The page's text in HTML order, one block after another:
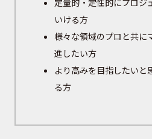
いける方
様々な領域のプロと共に
進したい方
より高みを目指したいと
る方